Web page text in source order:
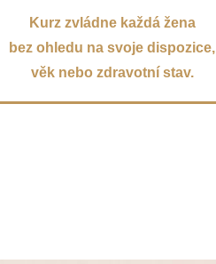
Kurz zvládne každá žena
bez ohledu na svoje dispozice,
věk nebo zdravotní stav.